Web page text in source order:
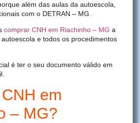
além das aulas da autoescola,
com o DETRAN – MG.
comprar CNH em Riachinho – MG a
e todos os procedimentos
é ter o seu documento válido em
em
– MG?